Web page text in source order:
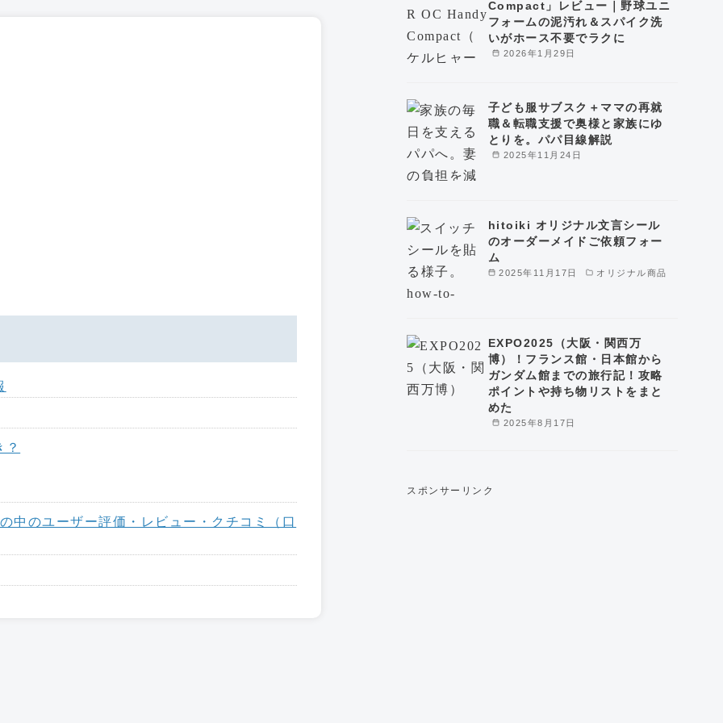
中のユーザー評価・レビュー・クチコミ（口
2026年1月29日
Compact」レビュー｜野球ユニ
フォームの泥汚れ＆スパイク洗
いがホース不要でラクに
2025年11月24日
子ども服サブスク＋ママの再就
職＆転職支援で奥様と家族にゆ
とりを。パパ目線解説
2025年11月17日 オリジナル商品
hitoiki オリジナル文言シール
のオーダーメイドご依頼フォー
ム
2025年8月17日
EXPO2025（大阪・関西万
博）！フランス館・日本館から
ガンダム館までの旅行記！攻略
ポイントや持ち物リストをまと
めた
スポンサーリンク